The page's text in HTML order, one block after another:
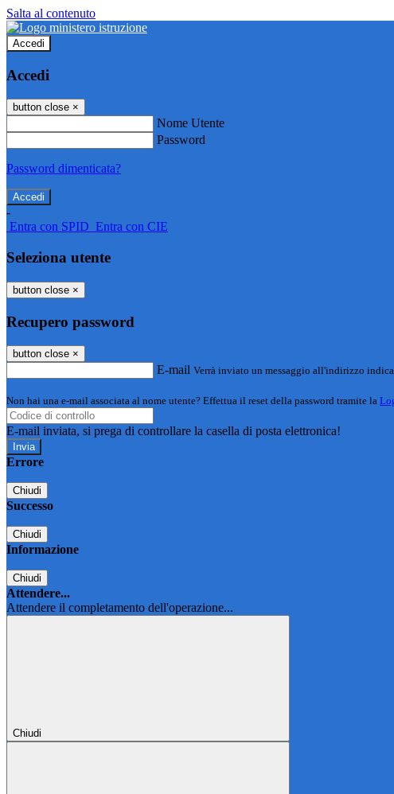
Salta al contenuto
Accedi
Accedi
button close ×
Nome Utente
Password
Password dimenticata?
-
Entra con SPID Entra con CIE
Seleziona utente
button close ×
Recupero password
button close ×
E-mail Verrà inviato un messaggio all'indirizzo
Non hai una e-mail associata al nome utente? Effettua il reset della password tramite la
E-mail inviata, si prega di controllare la casella di posta elettronica!
Errore
Chiudi
Successo
Chiudi
Informazione
Chiudi
Attendere...
Attendere il completamento dell'operazione...
Chiudi